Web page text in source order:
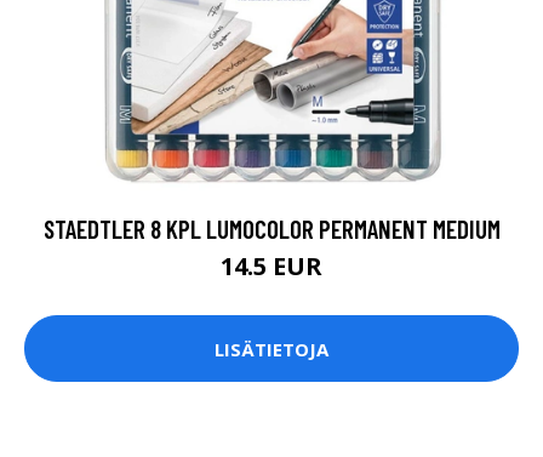
STAEDTLER 8 KPL LUMOCOLOR PERMANENT MEDIUM
14.5 EUR
LISÄTIETOJA